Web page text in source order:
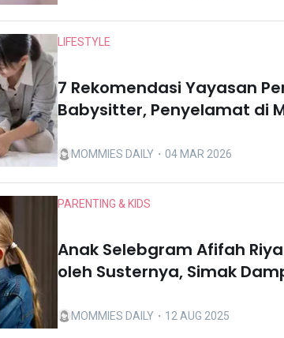
LIFESTYLE
7 Rekomendasi Yayasan
Babysitter, Penyelamat di
MOMMIES DAILY ・04 MAR 2026
PARENTING & KIDS
Anak Selebgram Afifah
oleh Susternya, Simak
MOMMIES DAILY ・12 AUG 2025